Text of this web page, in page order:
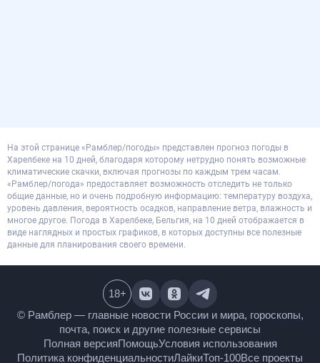
На этой странице «Рамблер/погоды» представлен прогноз погоды в
Харелбеке на 10 дней, благодаря которому нетрудно понять возможные
климатические скачки, включая прогнозы по каждым трем часам.
«Рамблер/погода» предоставляет возможность отследить не только
общие данные, но и очень подробную информацию: температуру воздуха,
уровень давления, вероятность осадков, направление ветра, влажность и
многое другое. Погода в Харелбеке, Бельгия, на 10 дней отображается в
виде наглядных и простых графиков, в которых доступны все полезные
данные для планирования своего времени.
© Рамблер — главные новости России и мира,
гороскопы, почта, поиск и другие полезные сервисы
Полная версияПомощьУсловия использования
Политика конфиденциальностиЛайкиТоп-100
18+